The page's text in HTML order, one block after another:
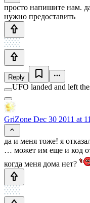
просто напишите нам.
нужно предоставить
Reply
UFO landed and left
GriZone Dec 30 2011 at
да и меня тоже! я
… может им еще и код
когда меня дома нет?